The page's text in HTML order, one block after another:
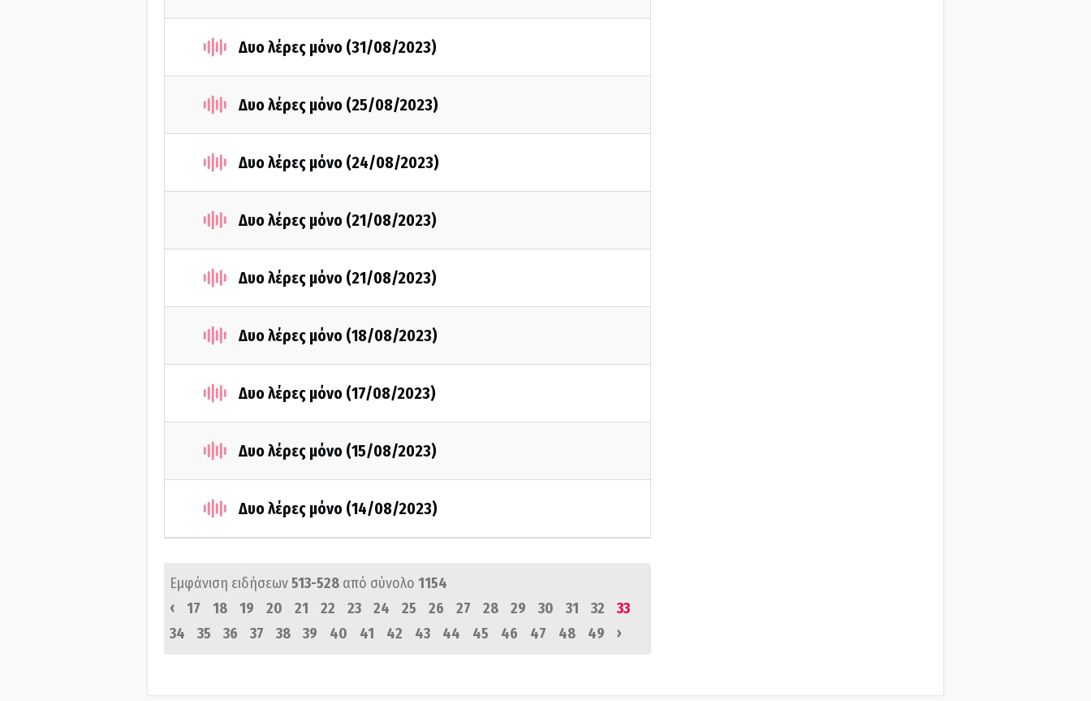
Δυο λέρες μόνο (31/08/2023)
Δυο λέρες μόνο (25/08/2023)
Δυο λέρες μόνο (24/08/2023)
Δυο λέρες μόνο (21/08/2023)
Δυο λέρες μόνο (21/08/2023)
Δυο λέρες μόνο (18/08/2023)
Δυο λέρες μόνο (17/08/2023)
Δυο λέρες μόνο (15/08/2023)
Δυο λέρες μόνο (14/08/2023)
Εμφάνιση ειδήσεων513-528 από σύνολο 1154
‹
17 18 19 20 21 22 23 24 25 26 27 28 29 30 31 32
33
34
35 36 37 38 39 40 41 42 43 44 45 46 47 48 49 ›